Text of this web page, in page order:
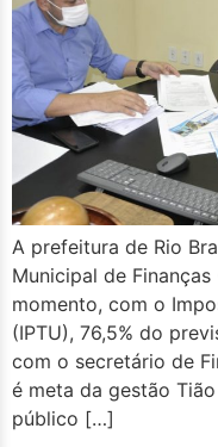
A prefeitura de Rio
Municipal de
momento, com o
(IPTU), 76,5% do
com o secretário de
é meta da gestão
público […]